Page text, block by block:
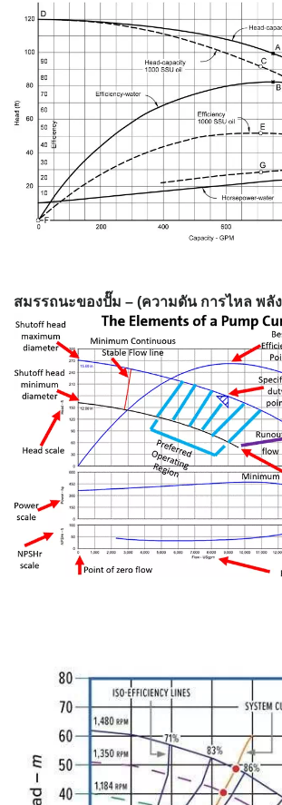
สมรรถนะของปั๊ม – (ความดัน การไหล พลั